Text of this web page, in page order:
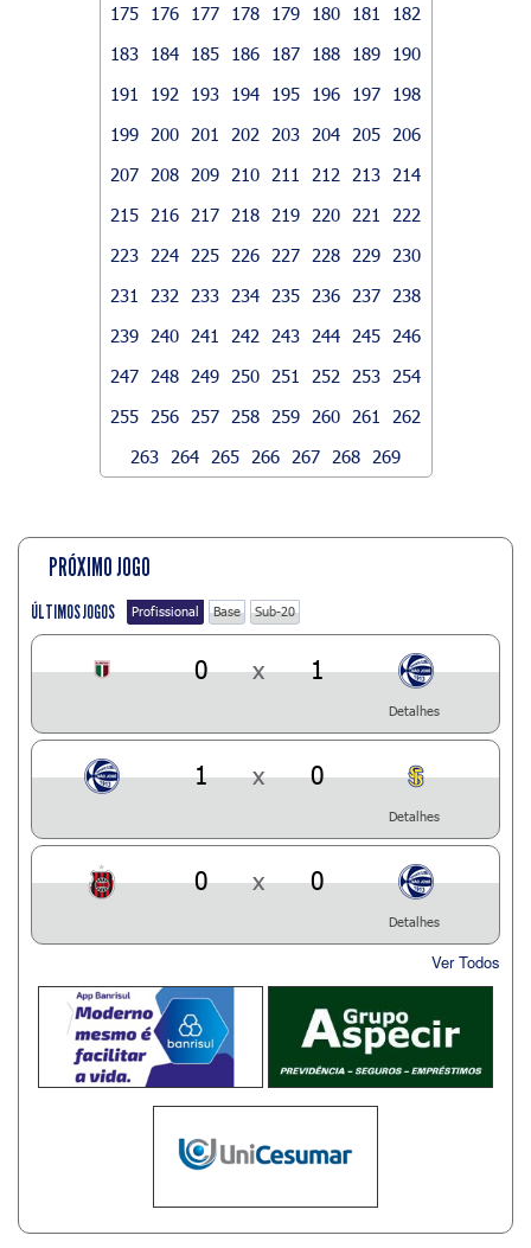
175
176 177 178 179 180 181
182
183
184 185 186 187 188 189
190
191
192 193 194 195 196 197
198
199
200 201 202 203 204 205
206
207
208 209 210 211 212 213
214
215
216 217 218 219 220 221
222
223
224 225 226 227 228 229
230
231
232 233 234 235 236 237
238
239
240 241 242 243 244 245
246
247
248 249 250 251 252 253
254
255
256 257 258 259 260 261
262
263
264 265 266 267 268 269
PRÓXIMO JOGO
ÚLTIMOS JOGOS Profissional Base Sub-20
0 x 1
Detalhes
1 x 0
Detalhes
0 x 0
Detalhes
Ver Todos